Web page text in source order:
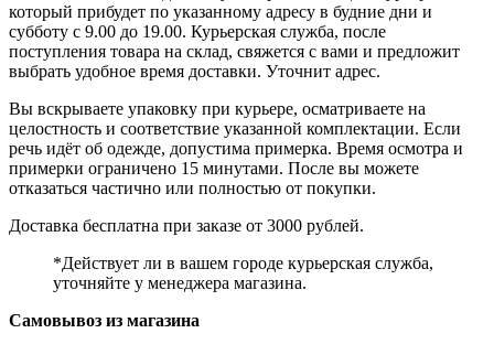
который прибудет по указанному адресу в будние дни и
субботу с 9.00 до 19.00. Курьерская служба, после
поступления товара на склад, свяжется с вами и предложит
выбрать удобное время доставки. Уточнит адрес.
Вы вскрываете упаковку при курьере, осматриваете на
целостность и соответствие указанной комплектации. Если
речь идёт об одежде, допустима примерка. Время осмотра и
примерки ограничено 15 минутами. После вы можете
отказаться частично или полностью от покупки.
Доставка бесплатна при заказе от 3000 рублей.
*Действует ли в вашем городе курьерская служба,
уточняйте у менеджера магазина.
Самовывоз из магазина